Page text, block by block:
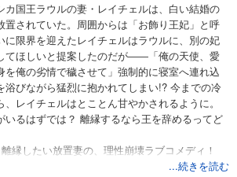
カ国王ラウルの妻・レイチェルは、白い結婚の
置されていた。周囲からは「お飾り王妃」と呼
に限界を迎えたレイチェルはラウルに、別の妃
てほしいと提案したのだが――「俺の天使、愛
を俺の劣情で穢させて」強制的に寝室へ連れ込
浴びながら猛烈に抱かれてしまい!? 今までの冷
レイチェルはとことん甘やかされるように。
いるはずでは？ 離縁するなら王を辞めるってど
縁したい放置妻の、理性崩壊ラブコメディ！
...続きを読む